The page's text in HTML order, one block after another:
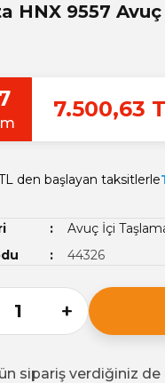
HNX 9557
7.500,63
den başlayan taksitlerle
Avuç İçi
44326
sipariş verdiğiniz de